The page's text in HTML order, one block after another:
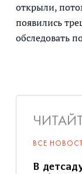
открыли,
появились
обследовать
ВСЕ
В